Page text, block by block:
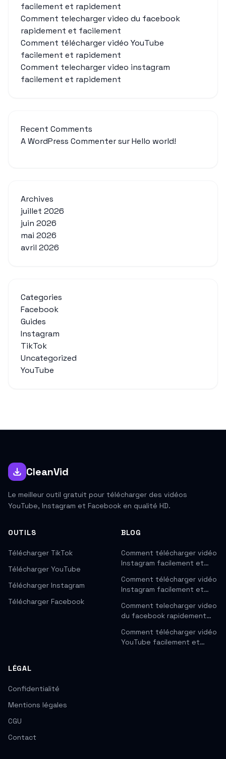
facilement et rapidement
Comment telecharger video du facebook
rapidement et facilement
Comment télécharger vidéo YouTube
facilement et rapidement
Comment telecharger video instagram
facilement et rapidement
Recent Comments
A WordPress CommentersurHello world!
Archives
juillet 2026
juin 2026
mai 2026
avril 2026
Categories
Facebook
Guides
Instagram
TikTok
Uncategorized
YouTube
CleanVid
Le meilleur outil gratuit pour télécharger des vidéos
YouTube, Instagram et Facebook en qualité HD.
OUTILS
Télécharger TikTok
Télécharger YouTube
Télécharger Instagram
Télécharger Facebook
BLOG
Comment télécharger vidéo
Instagram facilement et…
Comment télécharger vidéo
Instagram facilement et…
Comment telecharger video
du facebook rapidement…
Comment télécharger vidéo
YouTube facilement et…
LÉGAL
Confidentialité
Mentions légales
CGU
Contact